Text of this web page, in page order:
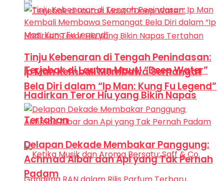
Terjebak di Lautan Maut! “Deep Water”
Hadirkan Teror Hiu yang Bikin Napas
Tertahan
Tinju Kebenaran di Tengah Penindasan:
Ip Man Kembali Membawa Semangat
Bela Diri dalam “Ip Man: Kung Fu Legend”
Delapan Dekade Membakar Panggung:
Achmad Albar dan Api yang Tak Pernah
Padam